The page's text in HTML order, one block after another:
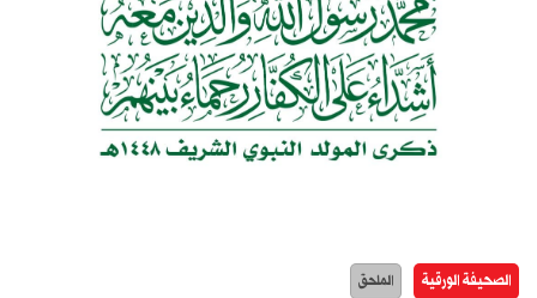
الصحيفة الورقية الملحق